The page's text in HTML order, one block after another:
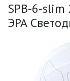
SPB-6-slim
ЭРА